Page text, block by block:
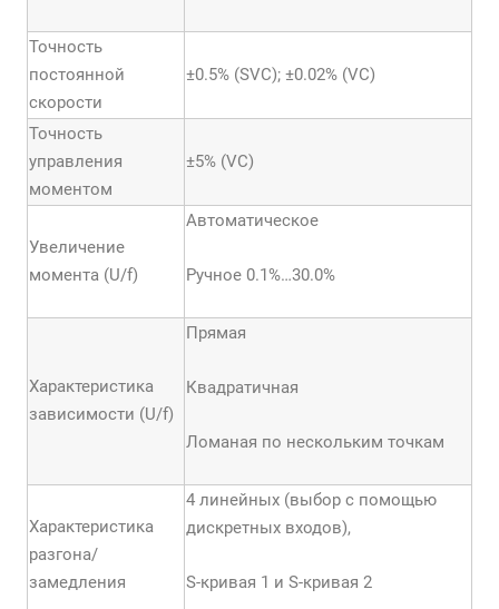
Точность
постоянной
скорости
±0.5% (SVC); ±0.02% (VC)
Точность
управления
моментом
±5% (VC)
Увеличение
момента (U/f)
Автоматическое
Ручное 0.1%…30.0%
Характеристика
зависимости (U/f)
Прямая
Квадратичная
Ломаная по нескольким точкам
Характеристика
разгона/
замедления
4 линейных (выбор с помощью
дискретных входов),
S-кривая 1 и S-кривая 2